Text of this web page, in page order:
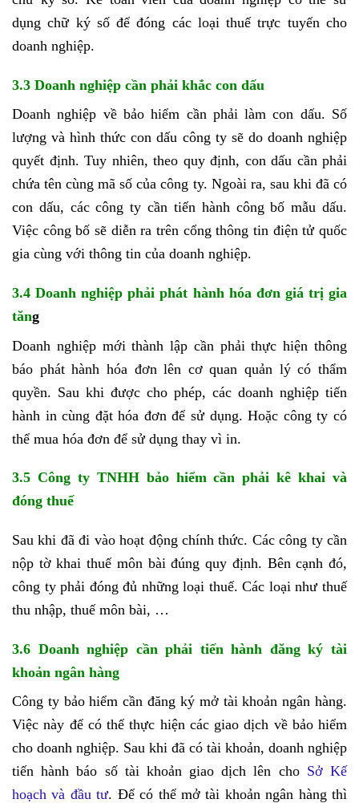
dụng chữ ký số để đóng các loại thuế trực tuyến cho
doanh nghiệp.
3.3 Doanh nghiệp cần phải khắc con dấu
Doanh nghiệp về bảo hiểm cần phải làm con dấu. Số
lượng và hình thức con dấu công ty sẽ do doanh nghiệp
quyết định. Tuy nhiên, theo quy định, con dấu cần phải
chứa tên cùng mã số của công ty. Ngoài ra, sau khi đã có
con dấu, các công ty cần tiến hành công bố mẫu dấu.
Việc công bố sẽ diễn ra trên cổng thông tin điện tử quốc
gia cùng với thông tin của doanh nghiệp.
3.4 Doanh nghiệp phải phát hành hóa đơn giá trị gia
tăng
Doanh nghiệp mới thành lập cần phải thực hiện thông
báo phát hành hóa đơn lên cơ quan quản lý có thẩm
quyền. Sau khi được cho phép, các doanh nghiệp tiến
hành in cùng đặt hóa đơn để sử dụng. Hoặc công ty có
thể mua hóa đơn để sử dụng thay vì in.
3.5 Công ty TNHH bảo hiểm cần phải kê khai và
đóng thuế
Sau khi đã đi vào hoạt động chính thức. Các công ty cần
nộp tờ khai thuế môn bài đúng quy định. Bên cạnh đó,
công ty phải đóng đủ những loại thuế. Các loại như thuế
thu nhập, thuế môn bài, …
3.6 Doanh nghiệp cần phải tiến hành đăng ký tài
khoản ngân hàng
Công ty bảo hiểm cần đăng ký mở tài khoản ngân hàng.
Việc này để có thể thực hiện các giao dịch về bảo hiểm
cho doanh nghiệp. Sau khi đã có tài khoản, doanh nghiệp
tiến hành báo số tài khoản giao dịch lên cho Sở Kế
hoạch và đầu tư. Để có thể mở tài khoản ngân hàng thì